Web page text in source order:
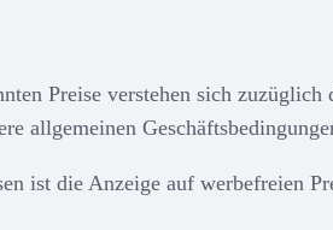
Preise verstehen sich
allgemeinen
ist die Anzeige auf werbefreien